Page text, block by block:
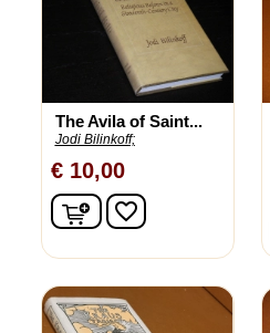
The Avila of Saint...
Jodi Bilinkoff;
€ 10,00
In winkelwagen
favorite_border